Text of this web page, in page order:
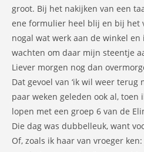
groot. Bij het nakijken van een
ene formulier heel blij en bij het
nogal wat werk aan de winkel
wachten om daar mijn steentje
Liever morgen nog dan
Dat gevoel van ‘ik wil weer terug
paar weken geleden ook al, toen
lopen met een groep 6 van de
Die dag was dubbelleuk, want
Of, zoals ik haar van vroeger